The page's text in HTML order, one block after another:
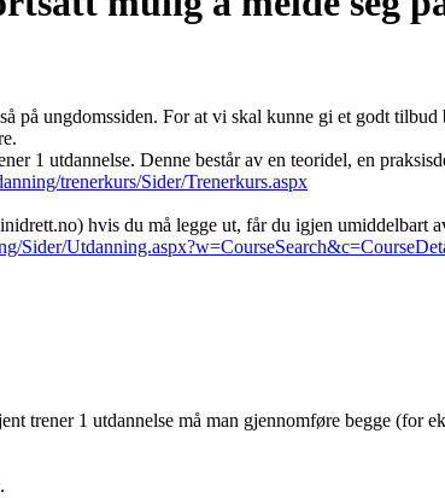
på ungdomssiden. For at vi skal kunne gi et godt
1 utdannelse. Denne består av en teoridel, en
trenerkurs/Sider/Trenerkurs.aspx
hvis du må legge ut, får du igjen umiddelbart
Sider/
trener 1 utdannelse må man gjennomføre begge (for